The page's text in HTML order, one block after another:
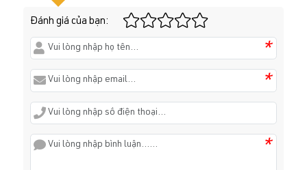
Đánh giá của bạn:
*
*
*